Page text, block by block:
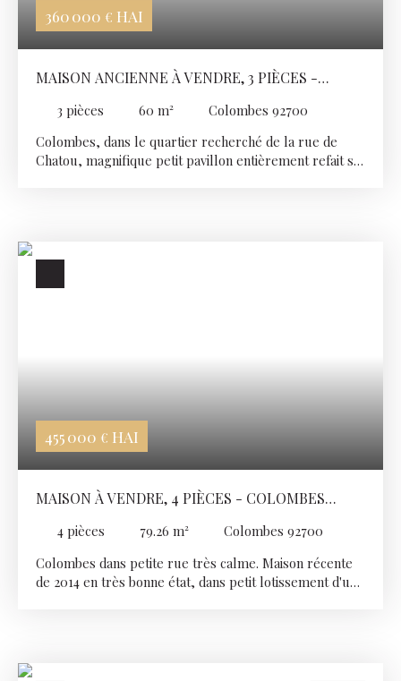
360 000 € HAI
MAISON ANCIENNE À VENDRE, 3 PIÈCES -
3 pièces 60 m²
Colombes 92700
Colombes, dans le quartier recherché de la rue de
Chatou, magnifique petit pavillon entièrement refait se
455 000 € HAI
MAISON À VENDRE, 4 PIÈCES - COLOMBES
4 pièces 79.26 m²
Colombes 92700
Colombes dans petite rue très calme. Maison récente
de 2014 en très bonne état, dans petit lotissement d'une